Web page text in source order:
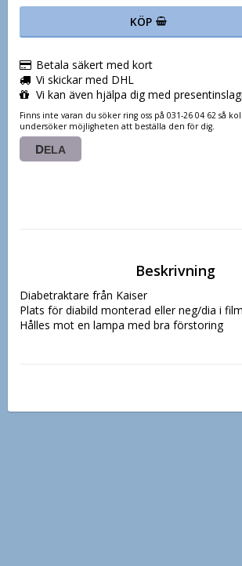
KÖP
Betala säkert med kort
Vi skickar med DHL
Vi kan även hjälpa dig med
Finns inte varan du söker ring oss på 031-26 04 62 så
undersöker möjligheten att beställa den för dig.
DELA
Beskrivning
Diabetraktare från Kaiser
Plats för diabild monterad eller neg/dia i